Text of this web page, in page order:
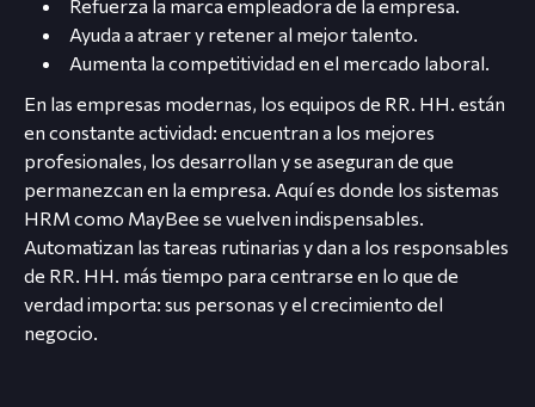
Refuerza la marca empleadora de la empresa.
Ayuda a atraer y retener al mejor talento.
Aumenta la competitividad en el mercado laboral.
En las empresas modernas, los equipos de RR. HH. están
en constante actividad: encuentran a los mejores
profesionales, los desarrollan y se aseguran de que
permanezcan en la empresa. Aquí es donde los sistemas
HRM como MayBee se vuelven indispensables.
Automatizan las tareas rutinarias y dan a los responsables
de RR. HH. más tiempo para centrarse en lo que de
verdad importa: sus personas y el crecimiento del
negocio.